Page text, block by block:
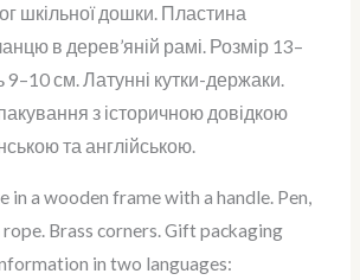
шкільної дошки. Пластина
в дерев’яній рамі. Розмір 13–
см. Латунні кутки-держаки.
з історичною довідкою
та англійською.
in a wooden frame with a handle. Pen,
Brass corners. Gift packaging
in two languages: